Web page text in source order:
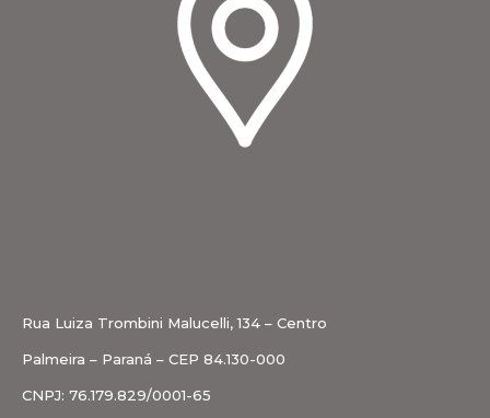
Rua Luiza Trombini Malucelli, 134 – Centro
Palmeira – Paraná – CEP 84.130-000
CNPJ: 76.179.829/0001-65